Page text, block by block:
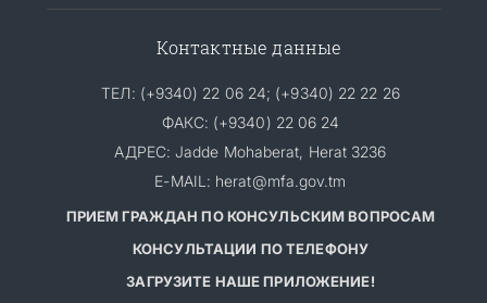
Контактные данные
ТЕЛ: (+9340) 22 06 24; (+9340) 22 22 26
ФАКС: (+9340) 22 06 24
АДРЕС: Jadde Mohaberat, Herat 3236
E-MAIL: herat@mfa.gov.tm
ПРИЕМ ГРАЖДАН ПО КОНСУЛЬСКИМ ВОПРОСАМ
КОНСУЛЬТАЦИИ ПО ТЕЛЕФОНУ
ЗАГРУЗИТЕ НАШЕ ПРИЛОЖЕНИЕ!